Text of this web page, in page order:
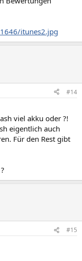
itunes2.jpg
#14
viel akku oder ?!
eigentlich auch
Für den Rest gibt
#15